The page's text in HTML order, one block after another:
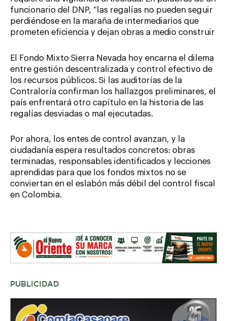
funcionario del DNP, “las regalías no pueden seguir
perdiéndose en la maraña de intermediarios que
prometen eficiencia y dejan obras a medio construir
El Fondo Mixto Sierra Nevada hoy encarna el dilema
entre gestión descentralizada y control efectivo de
los recursos públicos. Si las auditorías de la
Contraloría confirman los hallazgos preliminares, el
país enfrentará otro capítulo en la historia de las
regalías desviadas o mal ejecutadas.
Por ahora, los entes de control avanzan, y la
ciudadanía espera resultados concretos: obras
terminadas, responsables identificados y lecciones
aprendidas para que los fondos mixtos no se
conviertan en el eslabón más débil del control fiscal
en Colombia.
PUBLICIDAD